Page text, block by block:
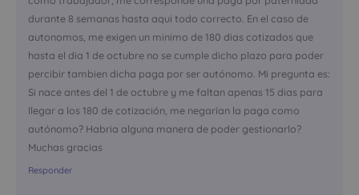
durante 8 semanas hasta aqui todo correcto. En el caso de
autonomos, me exigen un minimo de 180 dias cotizados que
hasta el dia 1 de octubre no se cumple dicho plazo para poder
percibir tambien dicha paga por ser autónomo. Mi pregunta es:
Si nace antes del 1 de octubre y me faltan apenas 15 dias para
llegar a los 180 de cotización, me negarían la paga como
autónomo? Habria alguna manera de poder gestionarlo?
Muchas gracias
Responder